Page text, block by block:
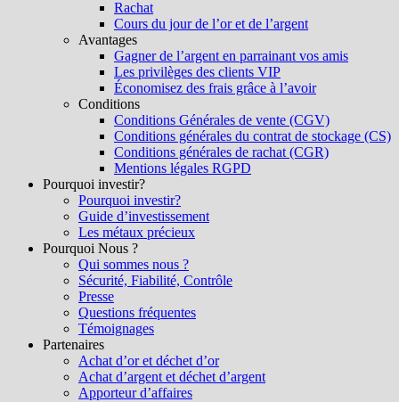
Rachat
Cours du jour de l’or et de l’argent
Avantages
Gagner de l’argent en parrainant vos amis
Les privilèges des clients VIP
Économisez des frais grâce à l’avoir
Conditions
Conditions Générales de vente (CGV)
Conditions générales du contrat de stockage (CS)
Conditions générales de rachat (CGR)
Mentions légales RGPD
Pourquoi investir?
Pourquoi investir?
Guide d’investissement
Les métaux précieux
Pourquoi Nous ?
Qui sommes nous ?
Sécurité, Fiabilité, Contrôle
Presse
Questions fréquentes
Témoignages
Partenaires
Achat d’or et déchet d’or
Achat d’argent et déchet d’argent
Apporteur d’affaires